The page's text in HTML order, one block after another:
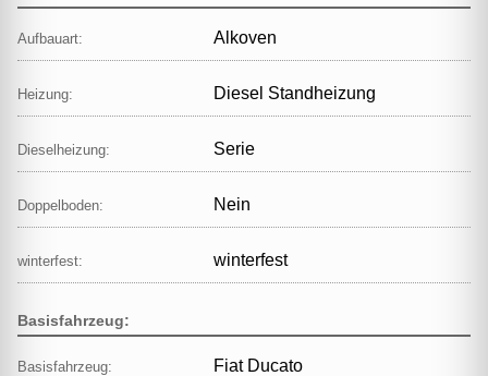
Aufbauart: Alkoven
Heizung: Diesel Standheizung
Dieselheizung: Serie
Doppelboden: Nein
winterfest: winterfest
Basisfahrzeug:
Basisfahrzeug: Fiat Ducato